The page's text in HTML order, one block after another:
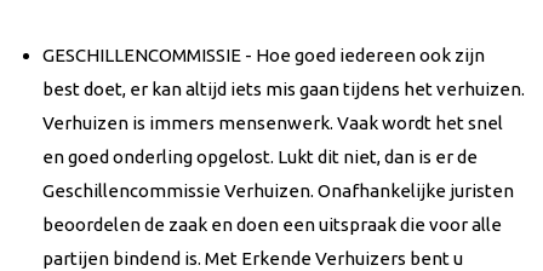
GESCHILLENCOMMISSIE - Hoe goed iedereen ook zijn
best doet, er kan altijd iets mis gaan tijdens het verhuizen.
Verhuizen is immers mensenwerk. Vaak wordt het snel
en goed onderling opgelost. Lukt dit niet, dan is er de
Geschillencommissie Verhuizen. Onafhankelijke juristen
beoordelen de zaak en doen een uitspraak die voor alle
partijen bindend is. Met Erkende Verhuizers bent u